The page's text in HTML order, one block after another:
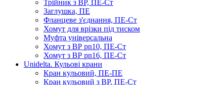
Трійник з ВР, ПЕ-Ст
Заглушка, ПЕ
Фланцеве з'єднання, ПЕ-Ст
Хомут для врізки під тиском
Муфта універсальна
Хомут з ​​ВР pn10, ПЕ-Ст
Хомут з ВР pn16, ПЕ-Ст
Unidelta. Кульові крани
Кран кульовий, ПЕ-ПЕ
Кран кульовий з ВР, ПЕ-Ст